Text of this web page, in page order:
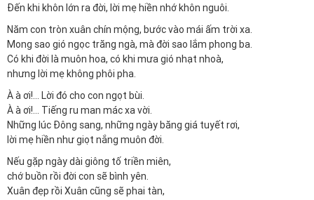
Ðến khi khôn lớn ra đời, lời mẹ hiền nhớ khôn nguôi.
Năm con tròn xuân chín mộng, bước vào mái ấm trời xa.
Mong sao gió ngọc trăng ngà, mà đời sao lắm phong ba.
Có khi đời là muôn hoa, có khi mưa gió nhạt nhoà,
nhưng lời mẹ không phôi pha.
À à ơi!… Lời đó cho con ngọt bùi.
À à ơi!… Tiếng ru man mác xa vời.
Những lúc Đông sang, những ngày băng giá tuyết rơi,
lời mẹ hiền như giọt nắng muôn đời.
Nếu gặp ngày dài giông tố triền miên,
chớ buồn rồi đời con sẽ bình yên.
Xuân đẹp rồi Xuân cũng sẽ phai tàn,